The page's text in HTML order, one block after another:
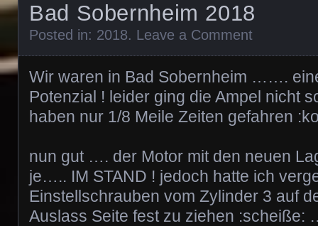
Bad Sobernheim 2018
Posted in: 2018. Leave a Comment
Wir waren in Bad Sobernheim …….
Potenzial ! leider ging die Ampel nicht
haben nur 1/8 Meile Zeiten gefahren
nun gut …. der Motor mit den neuen
je….. IM STAND ! jedoch hatte ich
Einstellschrauben vom Zylinder 3 auf
Auslass Seite fest zu ziehen :scheiße: